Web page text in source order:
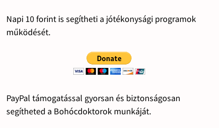
Napi 10 forint is segítheti a jótékonysági programok
működését.
PayPal támogatással gyorsan és biztonságosan
segítheted a Bohócdoktorok munkáját.